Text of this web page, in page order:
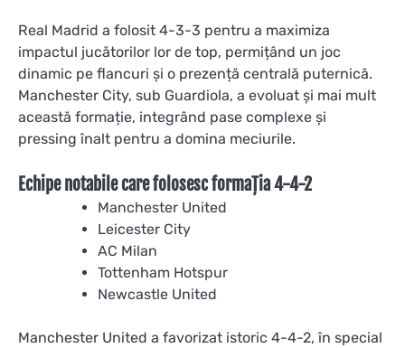
Real Madrid a folosit 4-3-3 pentru a maximiza
impactul jucătorilor lor de top, permițând un joc
dinamic pe flancuri și o prezență centrală puternică.
Manchester City, sub Guardiola, a evoluat și mai mult
această formație, integrând pase complexe și
pressing înalt pentru a domina meciurile.
Echipe notabile care folosesc formația 4-4-2
Manchester United
Leicester City
AC Milan
Tottenham Hotspur
Newcastle United
Manchester United a favorizat istoric 4-4-2, în special